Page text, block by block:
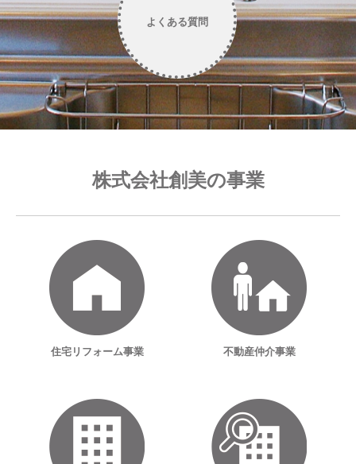
よくある質問
株式会社創美の事業
住宅リフォーム事業 不動産仲介事業